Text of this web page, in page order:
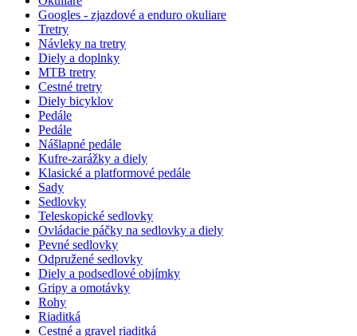
Googles - zjazdové a enduro okuliare
Tretry
Návleky na tretry
Diely a doplnky
MTB tretry
Cestné tretry
Diely bicyklov
Pedále
Pedále
Nášlapné pedále
Kufre-zarážky a diely
Klasické a platformové pedále
Sady
Sedlovky
Teleskopické sedlovky
Ovládacie páčky na sedlovky a diely
Pevné sedlovky
Odpružené sedlovky
Diely a podsedlové objímky
Gripy a omotávky
Rohy
Riaditká
Cestné a gravel riaditká